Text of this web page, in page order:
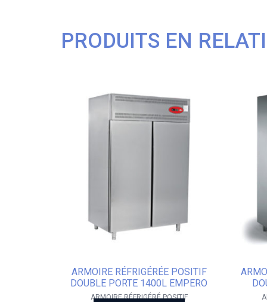
PRODUITS EN
ARMOIRE RÉFRIGÉRÉE POSITIF
DOUBLE PORTE 1400L EMPERO
ARMOIRE RÉFRIGÉRÉ POSITIF